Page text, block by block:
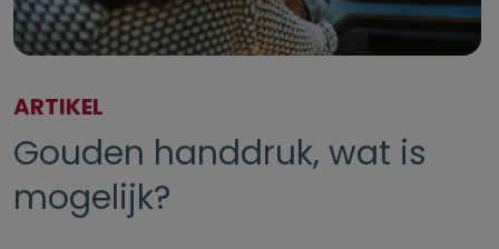
ARTIKEL
Gouden handdruk, wat is
mogelijk?